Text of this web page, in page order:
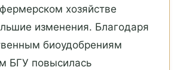
хозяйстве
изменения. Благодаря
биоудобрениям
БГУ повысилась